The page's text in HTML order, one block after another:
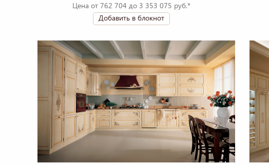
Цена от 762 704 до 3 353 075 руб.*
Добавить в блокнот